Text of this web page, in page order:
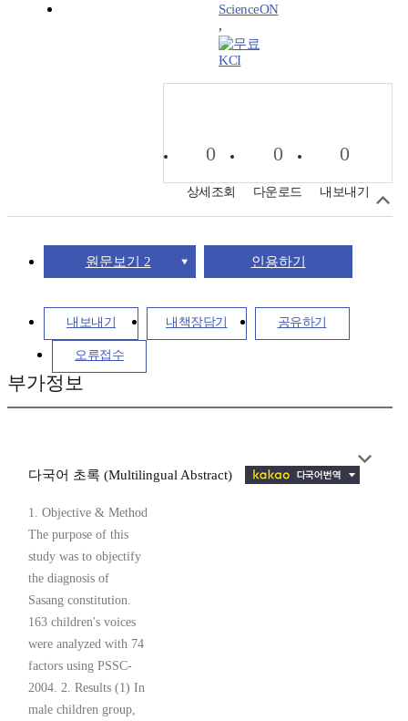
ScienceON
,
KCI
0
상세조회
0
다운로드
0
내보내기
원문보기 2 인용하기
내보내기 내책장담기 공유하기
오류접수
부가정보
다국어 초록 (Multilingual Abstract)
1. Objective & Method
The purpose of this
study was to objectify
the diagnosis of
Sasang constitution.
163 children's voices
were analyzed with 74
factors using PSSC-
2004. 2. Results (1) In
male children group,